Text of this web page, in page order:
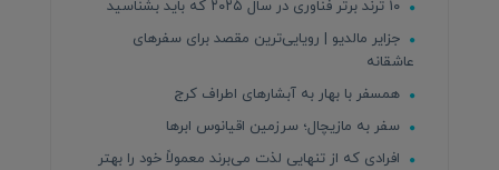
جزایر مالدیو | رویایی‌ترین مقصد برای سفرهای
عاشقانه
همسفر با بهار به آبشارهای اطراف کرج
سفر به مازیچال؛ سرزمین اقیانوس ابرها
افرادی که از تنهایی لذت می‌برند معمولاً خود را بهتر